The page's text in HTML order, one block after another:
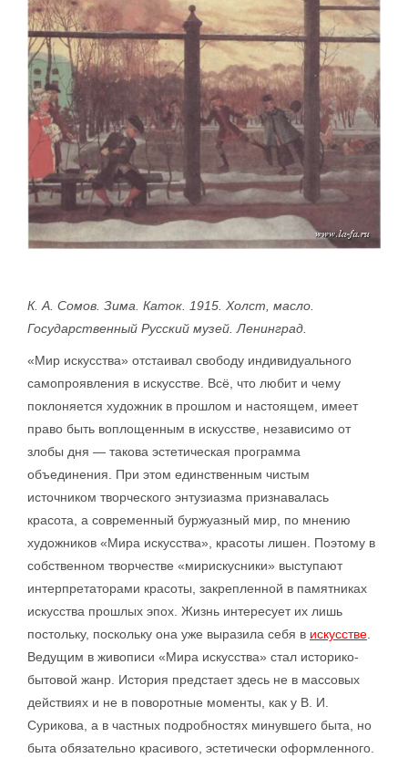
К. А. Сомов. Зима. Каток. 1915. Холст, масло.
Государственный Русский музей. Ленинград.
«Мир искусства» отстаивал свободу индивидуального
самопроявления в искусстве. Всё, что любит и чему
поклоняется художник в прошлом и настоящем, имеет
право быть воплощенным в искусстве, независимо от
злобы дня — такова эстетическая программа
объединения. При этом единственным чистым
источником творческого энтузиазма признавалась
красота, а современный буржуазный мир, по мнению
художников «Мира искусства», красоты лишен. Поэтому в
собственном творчестве «мирискусники» выступают
интерпретаторами красоты, закрепленной в памятниках
искусства прошлых эпох. Жизнь интересует их лишь
постольку, поскольку она уже выразила себя в искусстве
Ведущим в живописи «Мира искусства» стал историко-
бытовой жанр. История предстает здесь не в массовых
действиях и не в поворотные моменты, как у В. И.
Сурикова, а в частных подробностях минувшего быта, но
быта обязательно красивого, эстетически оформленного.